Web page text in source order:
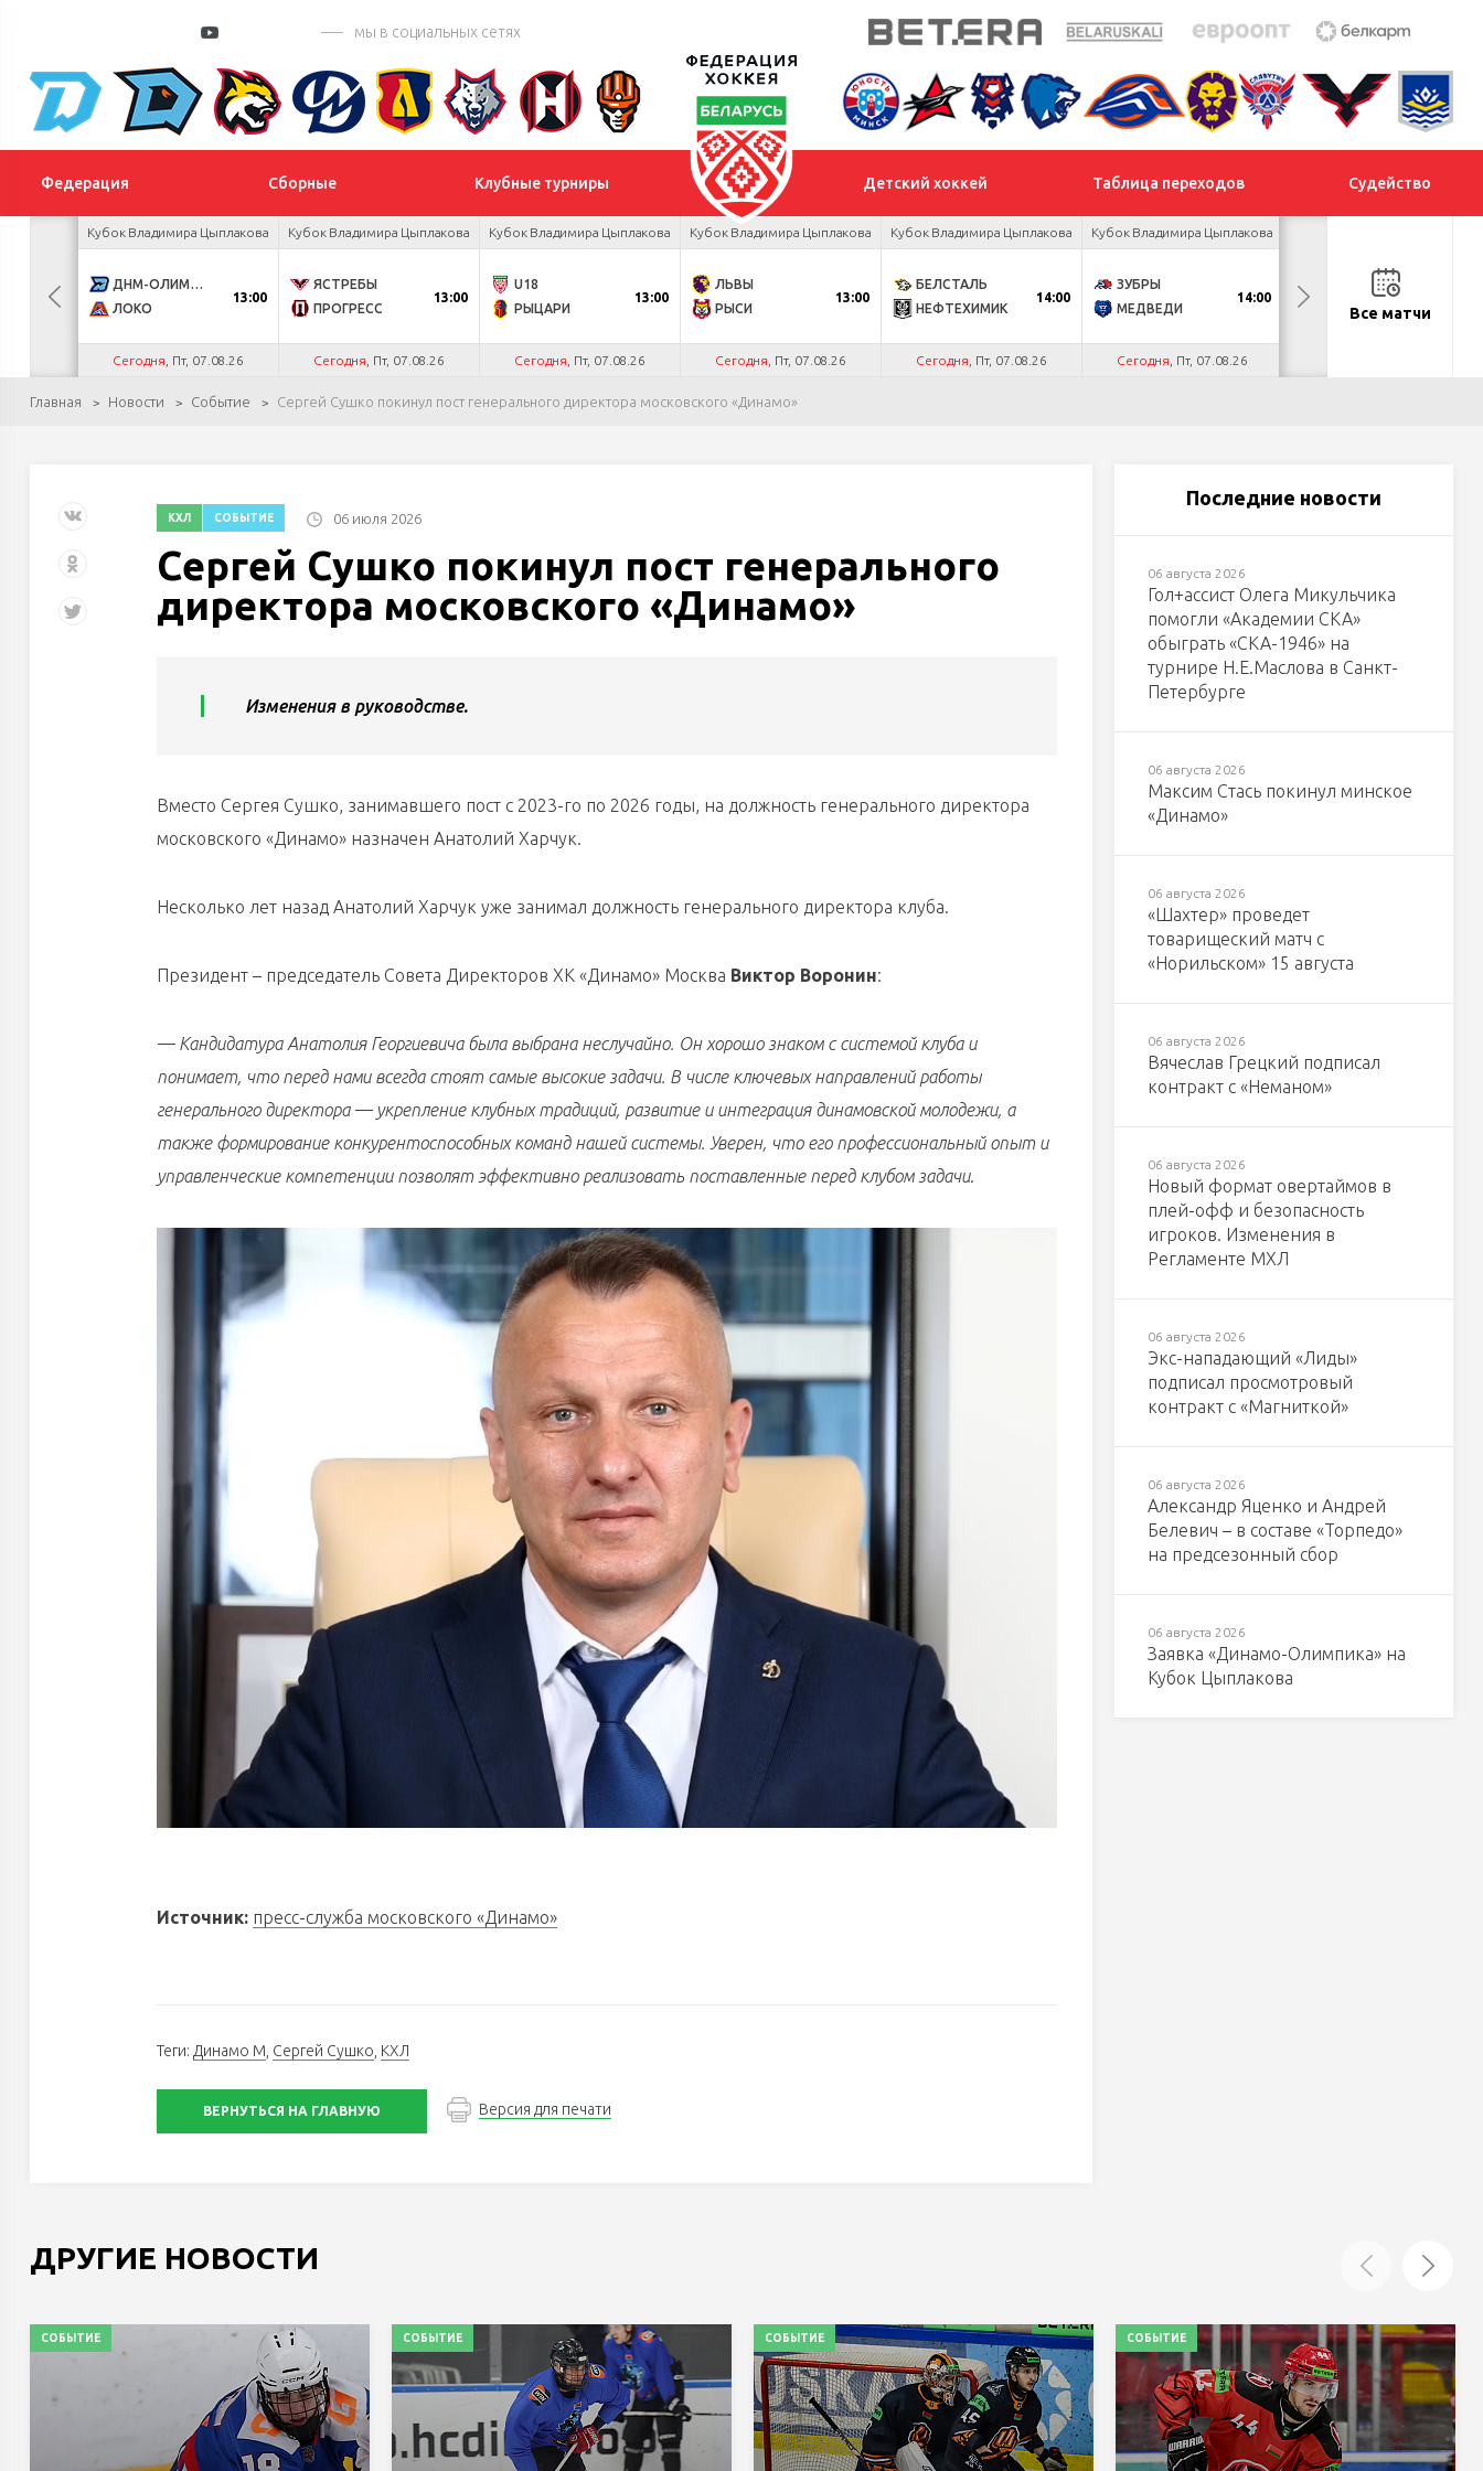
мы в социальных сетях
Федерация Сборные Клубные турниры Детский хоккей Таблица переходов Судейство
Кубок Владимира Цыплакова
ДНМ-ОЛИМПИК
ЛОКО
13:00
Сегодня , Пт, 07.08.26
Кубок Владимира Цыплакова
ЯСТРЕБЫ
ПРОГРЕСС
13:00
Сегодня , Пт, 07.08.26
Кубок Владимира Цыплакова
U18
РЫЦАРИ
13:00
Сегодня , Пт, 07.08.26
Кубок Владимира Цыплакова
ЛЬВЫ
РЫСИ
13:00
Сегодня , Пт, 07.08.26
Кубок Владимира Цыплакова
БЕЛСТАЛЬ
НЕФТЕХИМИК
14:00
Сегодня , Пт, 07.08.26
Кубок Владимира Цыплакова
ЗУБРЫ
МЕДВЕДИ
14:00
Сегодня , Пт, 07.08.26
ДНМ-ШИННИК
ТАЙФУНВсе матчи
Главная Новости Событие Сергей Сушко покинул пост генерального директора московского «Динамо»
КХЛ СОБЫТИЕ 06 июля 2026
Сергей Сушко покинул пост генерального
директора московского «Динамо»
Изменения в руководстве.
Вместо Сергея Сушко, занимавшего пост с 2023-го по 2026 годы, на должность генерального директора
московского «Динамо» назначен Анатолий Харчук.
Несколько лет назад Анатолий Харчук уже занимал должность генерального директора клуба.
Президент – председатель Совета Директоров ХК «Динамо» Москва Виктор Воронин:
— Кандидатура Анатолия Георгиевича была выбрана неслучайно. Он хорошо знаком с системой клуба и
понимает, что перед нами всегда стоят самые высокие задачи. В числе ключевых направлений работы
генерального директора — укрепление клубных традиций, развитие и интеграция динамовской молодежи, а
также формирование конкурентоспособных команд нашей системы. Уверен, что его профессиональный опыт и
управленческие компетенции позволят эффективно реализовать поставленные перед клубом задачи.
Источник: пресс-служба московского «Динамо»
Теги: Динамо М Сергей Сушко КХЛ
ВЕРНУТЬСЯ НА ГЛАВНУЮ Версия для печати
Последние новости
06 августа 2026
Гол+ассист Олега Микульчика
помогли «Академии СКА»
обыграть «СКА-1946» на
турнире Н.Е.Маслова в Санкт-
Петербурге
06 августа 2026
Максим Стась покинул минское
«Динамо»
06 августа 2026
«Шахтер» проведет
товарищеский матч с
«Норильском» 15 августа
06 августа 2026
Вячеслав Грецкий подписал
контракт с «Неманом»
06 августа 2026
Новый формат овертаймов в
плей-офф и безопасность
игроков. Изменения в
Регламенте МХЛ
06 августа 2026
Экс-нападающий «Лиды»
подписал просмотровый
контракт с «Магниткой»
06 августа 2026
Александр Яценко и Андрей
Белевич – в составе «Торпедо»
на предсезонный сбор
06 августа 2026
Заявка «Динамо-Олимпика» на
Кубок Цыплакова
ДРУГИЕ НОВОСТИ
СОБЫТИЕ СОБЫТИЕ СОБЫТИЕ СОБЫТИЕ